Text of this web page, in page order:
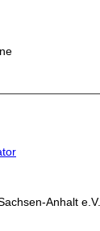
Anhalt e.V.